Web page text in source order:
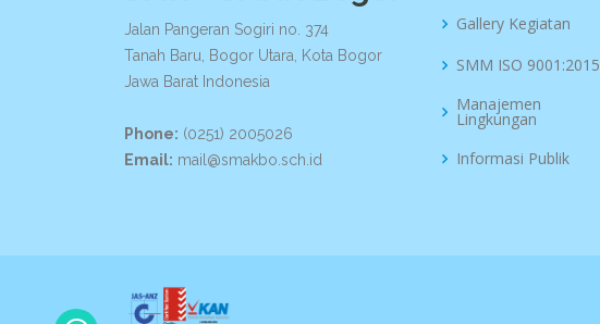
Jalan Pangeran Sogiri no. 374
Tanah Baru, Bogor Utara, Kota Bogor
Jawa Barat Indonesia
Phone: (0251) 2005026
Email: mail@smakbo.sch.id
Gallery Kegiatan
SMM ISO 9001:2015
Manajemen
Lingkungan
Informasi Publik